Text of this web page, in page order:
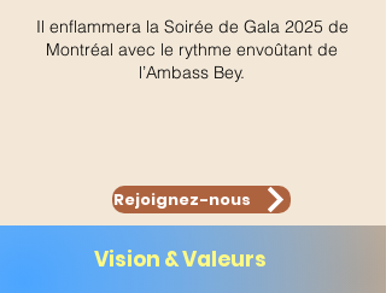
Il enflammera la Soirée de Gala 2025 de
Montréal avec le rythme envoûtant de
l’Ambass Bey.
Rejoignez-nous
Vision & Valeurs